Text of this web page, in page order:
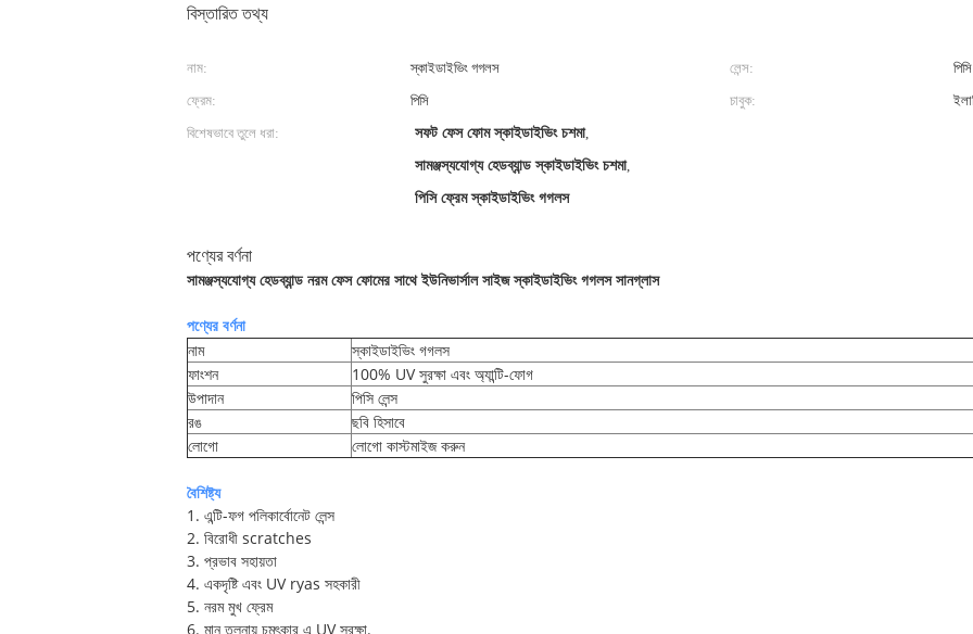
বিস্তারিত তথ্য
নাম: স্কাইডাইভিং গগলস লেন্স:
পিসি
ফ্রেম:
পিসি চাবুক:
বিশেষভাবে তুলে ধরা:
সফট ফেস ফোম স্কাইডাইভিং চশমা,
সামঞ্জস্যযোগ্য হেডব্যান্ড স্কাইডাইভিং চশমা,
পিসি ফ্রেম স্কাইডাইভিং গগলস
পণ্যের বর্ণনা
সামঞ্জস্যযোগ্য হেডব্যান্ড নরম ফেস ফোমের সাথে ইউনিভার্সাল সাইজ স্কাইডাইভিং গগলস সানগ্লাস
পণ্যের বর্ণনা
নাম
স্কাইডাইভিং গগলস
ফাংশন
100% UV সুরক্ষা এবং অ্যান্টি-ফোগ
উপাদান
পিসি লেন্স
রঙ
ছবি হিসাবে
লোগো
লোগো কাস্টমাইজ করুন
বৈশিষ্ট্য
1. এন্টি-ফগ পলিকার্বোনেট লেন্স
2. বিরোধী scratches
3. প্রভাব সহায়তা
4. একদৃষ্টি এবং UV ryas সহকারী
5. নরম মুখ ফ্রেম
6. মান তুলনায় চমৎকার এ UV সুরক্ষা.